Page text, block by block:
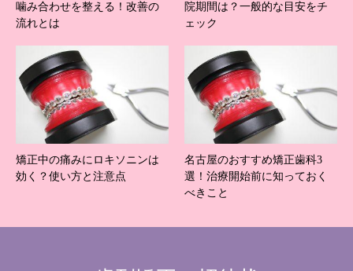
噛み合わせを整える！改善の
流れとは
院期間は？一般的な目安をチ
ェック
矯正中の痛みにロキソニンは
効く？使い方と注意点
名古屋のおすすめ矯正歯科3
選！治療開始前に知っておく
べきこと